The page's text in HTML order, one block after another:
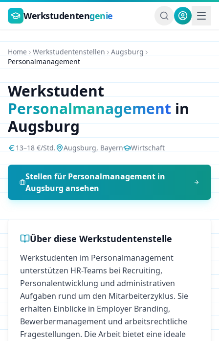
Zum Hauptinhalt springen
Werkstudentengenie
Home Werkstudentenstellen
Augsburg
Personalmanagement
Werkstudent
Personalmanagementin
Augsburg
13–18 €/Std. Augsburg, Bayern Wirtschaft
Stellen für Personalmanagement in
Augsburg ansehen
Über diese Werkstudentenstelle
Werkstudenten im Personalmanagement
unterstützen HR-Teams bei Recruiting,
Personalentwicklung und administrativen
Aufgaben rund um den Mitarbeiterzyklus. Sie
erhalten Einblicke in Employer Branding,
Bewerbermanagement und arbeitsrechtliche
Fragestellungen. Die Arbeit bietet eine ideale